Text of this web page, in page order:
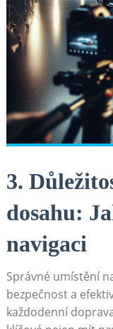
3.
dosahu:
navigaci
Správné umístění
bezpečnost a
každodenní